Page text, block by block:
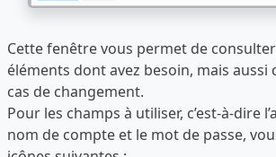
Cette fenêtre vous permet de
éléments dont avez besoin, mais aussi
cas de changement.
Pour les champs à utiliser, c’est-à-dire
nom de compte et le mot de passe,